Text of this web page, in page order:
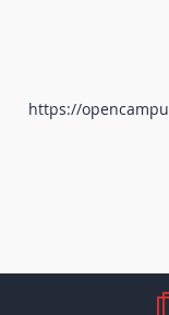
https://